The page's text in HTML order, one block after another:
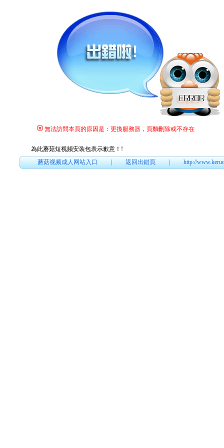
無法訪問本頁的原因是：更換服務器，頁麵刪除或不存在
為此蘑菇短视频安装包表示歉意！ !
蘑菇视频成人网站入口|返回出錯頁|http://